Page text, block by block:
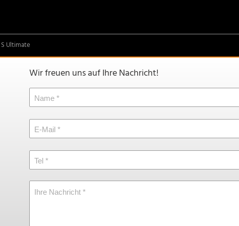
Ultimate
Wir freuen uns auf Ihre Nachricht!
Name
E-Mail
Tel
Ihre Nachricht